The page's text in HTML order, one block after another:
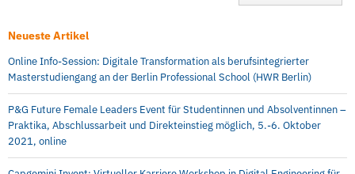
Neueste Artikel
Online Info-Session: Digitale Transformation als berufsintegrierter
Masterstudiengang an der Berlin Professional School (HWR Berlin)
P&G Future Female Leaders Event für Studentinnen und Absolventinnen –
Praktika, Abschlussarbeit und Direkteinstieg möglich, 5.-6. Oktober
2021, online